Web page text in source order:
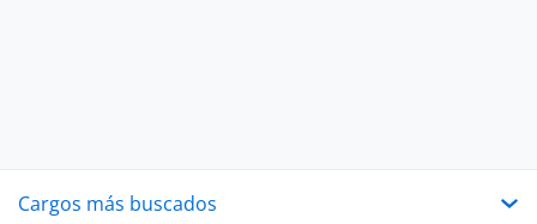
Cargos más buscados